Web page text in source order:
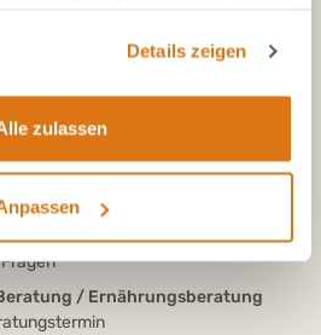
Details zeigen
zulassen
/ Ernährungsberatung